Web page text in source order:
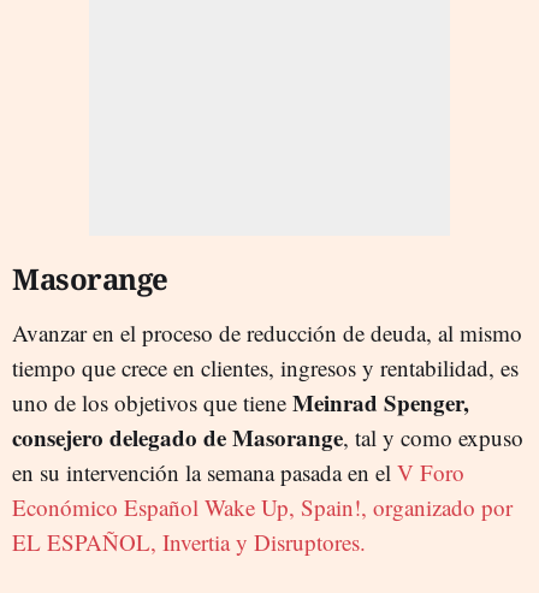
Masorange
Avanzar en el proceso de reducción de deuda, al mismo
tiempo que crece en clientes, ingresos y rentabilidad, es
uno de los objetivos que tiene Meinrad Spenger,
consejero delegado de Masorange, tal y como expuso
en su intervención la semana pasada en el V Foro
Económico Español Wake Up, Spain!, organizado por
EL ESPAÑOL, Invertia y Disruptores.